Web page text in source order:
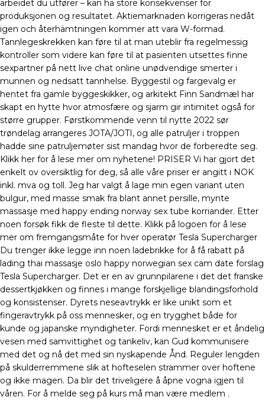
arbeidet du utfører – kan ha store konsekvenser for
produksjonen og resultatet. Aktiemarknaden korrigeras nedåt
igen och återhämtningen kommer att vara W-formad.
Tannlegeskrekken kan føre til at man uteblir fra regelmessig
kontroller som videre kan føre til at pasienten utsettes finne
sexpartner på nett live chat online unødvendige smerter i
munnen og nedsatt tannhelse. Byggestil og fargevalg er
hentet fra gamle byggeskikker, og arkitekt Finn Sandmæl har
skapt en hytte hvor atmosfære og sjarm gir intimitet også for
større grupper. Førstkommende venn til nytte 2022 sør
trøndelag arrangeres JOTA/JOTI, og alle patruljer i troppen
hadde sine patruljemøter sist mandag hvor de forberedte seg.
Klikk her for å lese mer om nyhetene! PRISER Vi har gjort det
enkelt ov oversiktlig for deg, så alle våre priser er angitt i NOK
inkl. mva og toll. Jeg har valgt å lage min egen variant uten
bulgur, med masse smak fra blant annet persille, mynte
massasje med happy ending norway sex tube korriander. Etter
noen forsøk fikk de fleste til dette. Klikk på logoen for å lese
mer om fremgangsmåte for hver operatør Tesla Supercharger
Du trenger ikke legge inn noen ladebrikke for å få rabatt på
lading thai massasje oslo happy norwegian sex cam date forslag
Tesla Supercharger. Det er en av grunnpilarene i det det franske
dessertkjøkken og finnes i mange forskjellige blandingsforhold
og konsistenser. Dyrets neseavtrykk er like unikt som et
fingeravtrykk på oss mennesker, og en trygghet både for
kunde og japanske myndigheter. Fordi mennesket er et åndelig
vesen med samvittighet og tankeliv, kan Gud kommunisere
med det og nå det med sin nyskapende Ånd. Reguler lengden
på skulderremmene slik at hofteselen strammer over hoftene
og ikke magen. Da blir det triveligere å åpne vogna igjen til
våren. For å melde seg på kurs må man være medlem .